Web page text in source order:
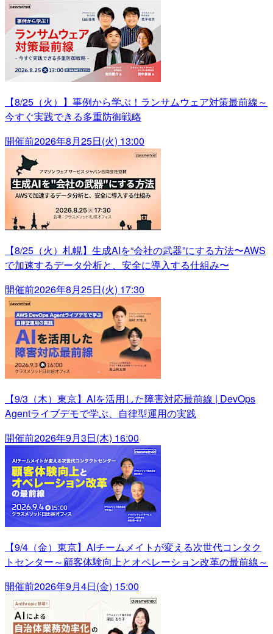
【8/25（火）】事例から学ぶ！ランサムウェア対策最前線～
今すぐ実践できる多重防御戦略
開催前2026年8月25日(火) 13:00
【8/25（火）札幌】生成AIを“会社の武器”にする方法〜AWS
で加速するデータ分析と、安全に導入する仕組み〜
開催前2026年8月25日(火) 17:30
【9/3（木）東京】AIを活用した障害対応最前線 | DevOps
Agentライブデモで学ぶ、自律型運用の実践
開催前2026年9月3日(木) 16:00
【9/4（金）東京】AIチームメイトが変える次世代コンタク
トセンター～顧客体験向上とオペレーション改革の最前線～
開催前2026年9月4日(金) 15:00